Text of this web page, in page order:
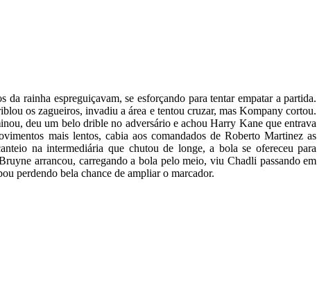
rainha espreguiçavam, se esforçando para tentar empatar a partida.
os zagueiros, invadiu a área e tentou cruzar, mas Kompany cortou.
deu um belo drible no adversário e achou Harry Kane que entrava
mais lentos, cabia aos comandados de Roberto Martinez as
na intermediária que chutou de longe, a bola se ofereceu para
arrancou, carregando a bola pelo meio, viu Chadli passando em
perdendo bela chance de ampliar o marcador.